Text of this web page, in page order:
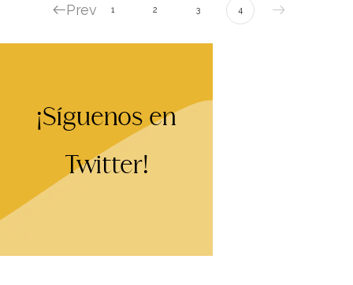
Prev 1 2 3 4
¡Síguenos en
Twitter!